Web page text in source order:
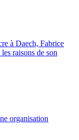
à Daech, Fabrice
raisons de son
organisation